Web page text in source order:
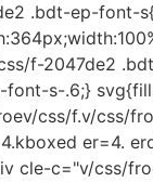
.bdt-ep-font-
f-2047de2
s-.6;}
css/f.v/
er=4.
cle-c="v/css/